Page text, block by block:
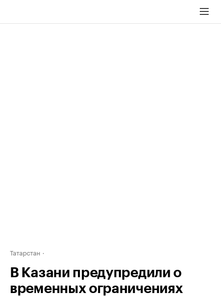
Татарстан
В Казани предупредили о
временных ограничениях